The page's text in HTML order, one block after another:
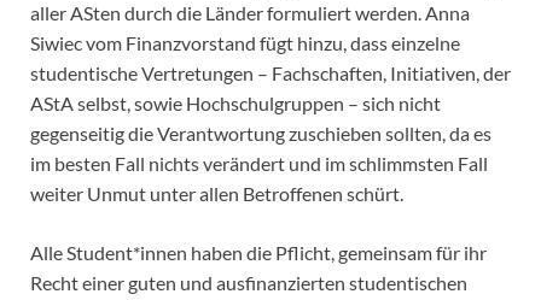
aller ASten durch die Länder formuliert werden. Anna
Siwiec vom Finanzvorstand fügt hinzu, dass einzelne
studentische Vertretungen – Fachschaften, Initiativen, der
AStA selbst, sowie Hochschulgruppen – sich nicht
gegenseitig die Verantwortung zuschieben sollten, da es
im besten Fall nichts verändert und im schlimmsten Fall
weiter Unmut unter allen Betroffenen schürt.
Alle Student*innen haben die Pflicht, gemeinsam für ihr
Recht einer guten und ausfinanzierten studentischen